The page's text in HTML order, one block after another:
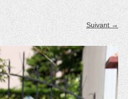
Suivant →